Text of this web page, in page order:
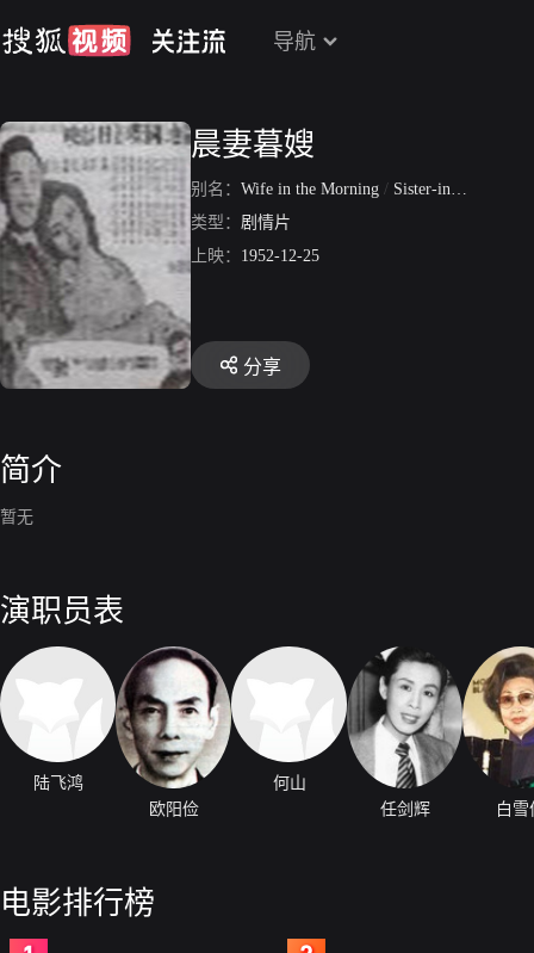
导航
晨妻暮嫂
别名： Wife in the Morning / Sister-in-Law at Night
类型： 剧情片
上映： 1952-12-25
分享
简介
暂无
演职员表
陆飞鸿
欧阳俭
何山
任剑辉
白雪
电影排行榜